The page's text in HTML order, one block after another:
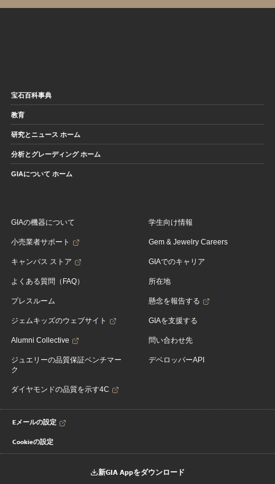
宝石百科事典
教育
研究とニュース ホーム
分析とグレーディング ホーム
GIAについて ホーム
GIAの機器について
小売業者サポート
キャンパス ストア
よくある質問（FAQ）
プレスルーム
ジェムキッズのウェブサイト
Alumni Collective
ジュエリーの品質保証ベンチマー
ク
ダイヤモンドの品質を示す4C
学生向け情報
Gem & Jewelry Careers
GIAでのキャリア
所在地
懸念を報告する
GIAを支援する
問い合わせ先
デベロッパーAPI
Eメールの設定
Cookieの設定
新GIA Appをダウンロード